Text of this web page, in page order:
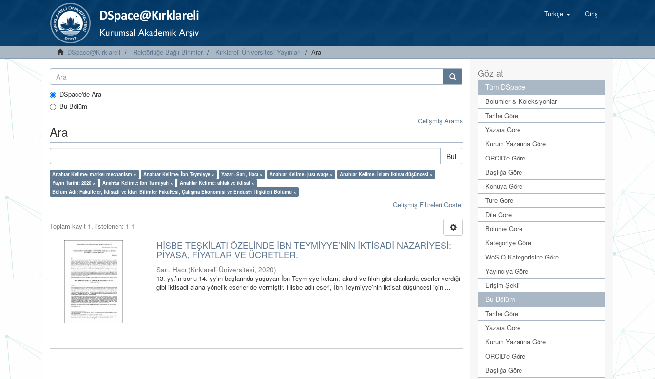
Türkçe Giriş
DSpace@Kırklareli Rektörlüğe Bağlı Birimler Kırklareli Üniversitesi Yayınları Ara
DSpace'de Ara
Bu Bölüm
Gelişmiş Arama
Ara
Bul
Anahtar Kelime: market mechanism × Anahtar Kelime: İbn Teymiyye × Yazar: Sarı, Hacı × Anahtar Kelime: just wage ×
Anahtar Kelime: İslam iktisat düşüncesi ×
Yayın Tarihi: 2020 ×
Anahtar Kelime: Ibn Taimiyah ×
Anahtar Kelime: ahlak ve iktisat ×
Bölüm Adı: Fakülteler, İktisadi ve İdari Bilimler Fakültesi, Çalışma Ekonomisi ve Endüstri İlişkileri Bölümü ×
Gelişmiş Filtreleri Göster
Toplam kayıt 1, listelenen: 1-1
HİSBE TEŞKİLATI ÖZELİNDE İBN TEYMİYYE’NİN İKTİSADİ NAZARİYESİ:
PİYASA, FİYATLAR VE ÜCRETLER.
Sarı, Hacı (Kırklareli Üniversitesi,2020)
13. yy.’ın sonu 14. yy’ın başlarında yaşayan İbn Teymiyye kelam, akaid ve fıkıh gibi alanlarda eserler verdiği
gibi iktisadi alana yönelik eserler de vermiştir. Hisbe adlı eseri, İbn Teymiyye’nin iktisat düşüncesi için ...
Göz at
Tüm DSpace
Bölümler & Koleksiyonlar
Tarihe Göre
Yazara Göre
Kurum Yazarına Göre
ORCID'e Göre
Başlığa Göre
Konuya Göre
Türe Göre
Dile Göre
Bölüme Göre
Kategoriye Göre
WoS Q Kategorisine Göre
Yayıncıya Göre
Erişim Şekli
Bu Bölüm
Tarihe Göre
Yazara Göre
Kurum Yazarına Göre
ORCID'e Göre
Başlığa Göre